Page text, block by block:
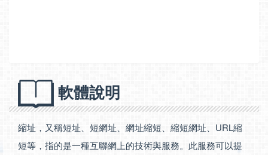
軟體說明
縮址，又稱短址、短網址、網址縮短、縮短網址、URL縮
短等，指的是一種互聯網上的技術與服務。此服務可以提